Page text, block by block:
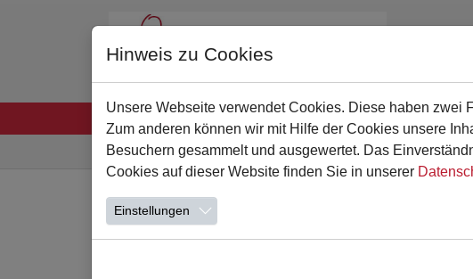
Zum Hauptinhalt springen
Sie sind hier:
Elternbrief zu den
Hinweis zu Cookies
Unsere Webseite verwendet Cookies. Diese haben zwei
Zum anderen können wir mit Hilfe der Cookies unsere
Besuchern gesammelt und ausgewertet. Das
Cookies auf dieser Website finden Sie in unserer
Einstellungen